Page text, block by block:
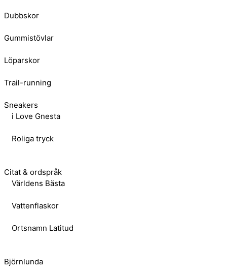
Dubbskor
Gummistövlar
Löparskor
Trail-running
Sneakers
i Love Gnesta
Roliga tryck
Citat & ordspråk
Världens Bästa
Vattenflaskor
Ortsnamn Latitud
Björnlunda